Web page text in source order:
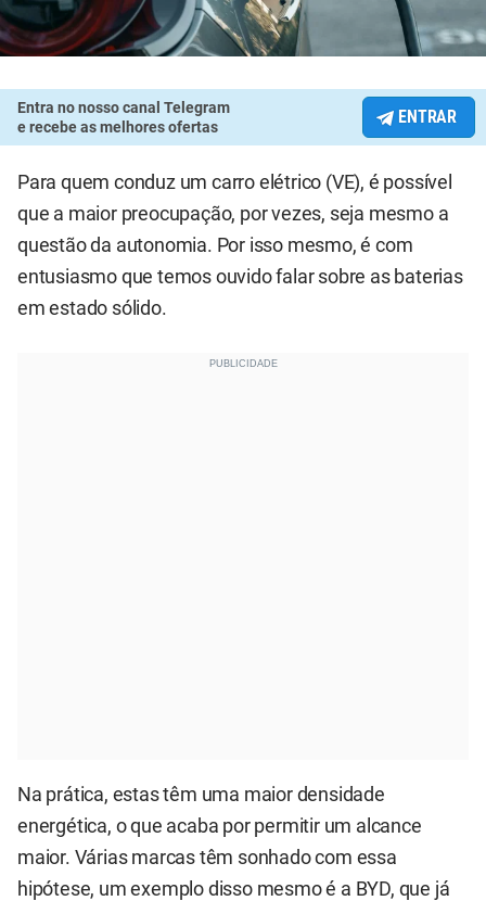
Entra no nosso canal Telegram
e recebe as melhores ofertas
ENTRAR
Para quem conduz um carro elétrico (VE), é possível
que a maior preocupação, por vezes, seja mesmo a
questão da autonomia. Por isso mesmo, é com
entusiasmo que temos ouvido falar sobre as baterias
em estado sólido.
Na prática, estas têm uma maior densidade
energética, o que acaba por permitir um alcance
maior. Várias marcas têm sonhado com essa
hipótese, um exemplo disso mesmo é a BYD, que já